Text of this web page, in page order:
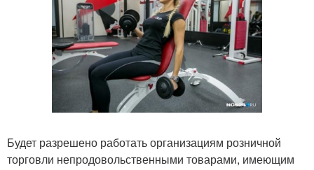
Будет разрешено работать организациям розничной
торговли непродовольственными товарами, имеющим